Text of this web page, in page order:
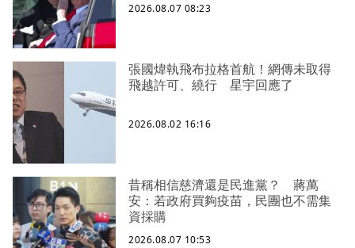
2026.08.07 08:23
張國煒執飛布拉格首航！網傳未取得
飛越許可、繞行 星宇回應了
2026.08.02 16:16
昔稱相信慈濟還是民進黨？ 蔣萬
安：若政府買夠疫苗，民團也不需集
資採購
2026.08.07 10:53